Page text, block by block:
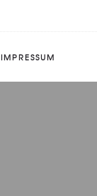
IMPRESSUM